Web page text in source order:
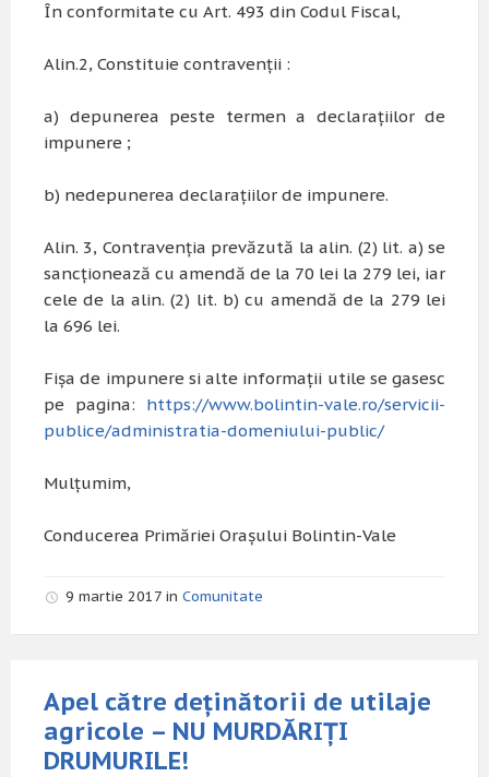
În conformitate cu Art. 493 din Codul Fiscal,
Alin.2, Constituie contravenţii :
a) depunerea peste termen a declaraţiilor de
impunere ;
b) nedepunerea declaraţiilor de impunere.
Alin. 3, Contravenţia prevăzută la alin. (2) lit. a) se
sancţionează cu amendă de la 70 lei la 279 lei, iar
cele de la alin. (2) lit. b) cu amendă de la 279 lei
la 696 lei.
Fișa de impunere si alte informații utile se gasesc
pe pagina: https://www.bolintin-vale.ro/servicii-
publice/administratia-domeniului-public/
Mulțumim,
Conducerea Primăriei Orașului Bolintin-Vale
9 martie 2017 in Comunitate
Apel către deținătorii de utilaje
agricole – NU MURDĂRIȚI
DRUMURILE!